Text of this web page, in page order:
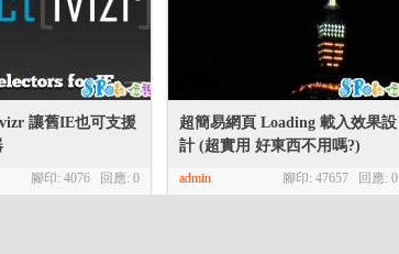
讓舊IE也可支援
腳印: 4076 回應: 0
超簡易網頁 Loading 載入效果設
計 (超實用 好東西不用嗎?)
腳印: 47657 回應: 0
admin